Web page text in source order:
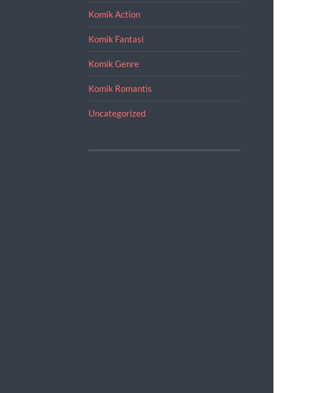
Komik Action
Komik Fantasi
Komik Genre
Komik Romantis
Uncategorized